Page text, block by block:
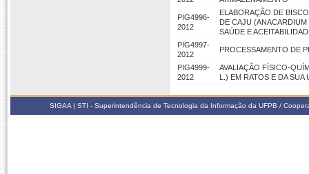
PIG4996-
2012
ELABORAÇÃO DE
DE CAJU
SAÚDE E
PIG4997-
2012
PROCESSAMENTO DE
PIG4999-
2012
AVALIAÇÃO FÍSICO-
L.) EM RATOS E DA
SIGAA | STI - Superintendência de Tecnologia da Informação da UFPB /